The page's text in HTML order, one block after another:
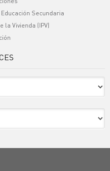
Secundaria
la Vivienda (IPV)